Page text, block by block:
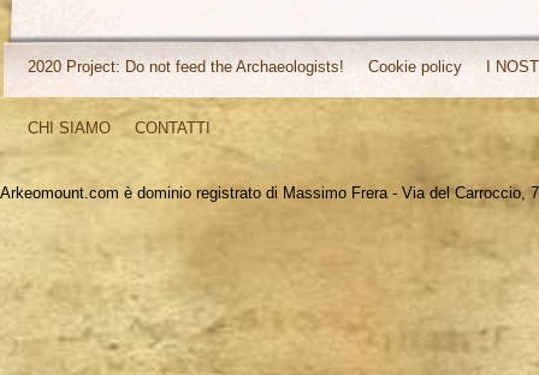
2020 Project: Do not feed the Archaeologists! Cookie policy I
CHI SIAMO CONTATTI
Arkeomount.com è dominio registrato di Massimo Frera - Via del